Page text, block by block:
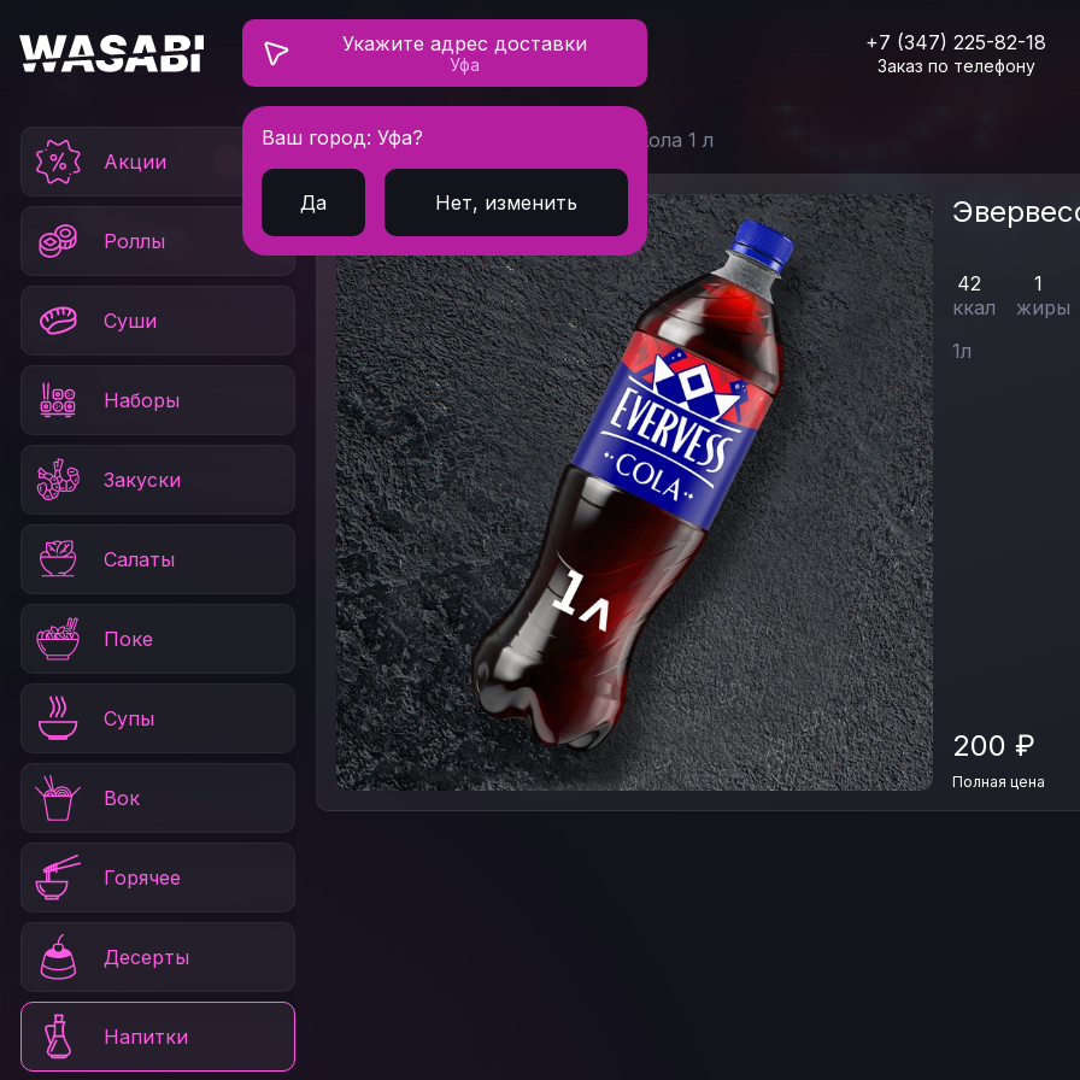
Укажите адрес доставки
Уфа
Ваш город: Уфа?
Да Нет, изменить
+7 (347) 225-82-18
Заказ по телефону
Акции
Роллы
Суши
Наборы
Закуски
Салаты
Поке
Супы
Вок
Горячее
Десерты
Напитки
Главная Эвервесс Кола 1 л
42
ккал
1
жиры
1л
200₽
Полная цена